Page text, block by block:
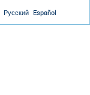
Русский Español